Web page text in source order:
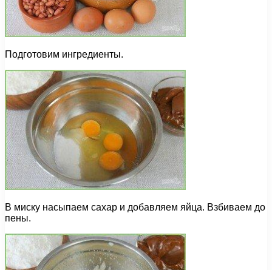
Подготовим ингредиенты.
В миску насыпаем сахар и добавляем яйца. Взбиваем до
пены.